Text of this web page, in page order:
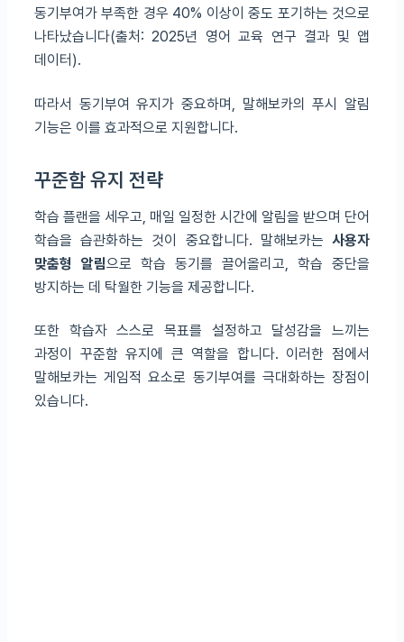
동기부여가 부족한 경우 40% 이상이 중도 포기하는 것으로
나타났습니다(출처: 2025년 영어 교육 연구 결과 및 앱
데이터).
따라서 동기부여 유지가 중요하며, 말해보카의 푸시 알림
기능은 이를 효과적으로 지원합니다.
꾸준함 유지 전략
학습 플랜을 세우고, 매일 일정한 시간에 알림을 받으며 단어
학습을 습관화하는 것이 중요합니다. 말해보카는 사용자
맞춤형 알림으로 학습 동기를 끌어올리고, 학습 중단을
방지하는 데 탁월한 기능을 제공합니다.
또한 학습자 스스로 목표를 설정하고 달성감을 느끼는
과정이 꾸준함 유지에 큰 역할을 합니다. 이러한 점에서
말해보카는 게임적 요소로 동기부여를 극대화하는 장점이
있습니다.